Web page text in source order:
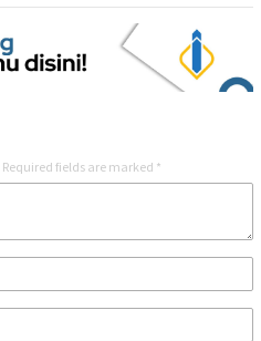
Required fields are marked *